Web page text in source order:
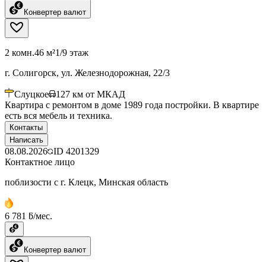
Конвертер валют
2 комн.46 м²1/9 этаж
г. Солигорск, ул. Железнодорожная, 22/3
Слуцкое 127 км от МКАД
Квартира с ремонтом в доме 1989 года постройки. В квартире
есть вся мебель и техника.
Контакты
Написать
08.08.2026 ID 4201329
Контактное лицо
поблизости с г. Клецк, Минская область
6 781 ƃ/мес.
Конвертер валют